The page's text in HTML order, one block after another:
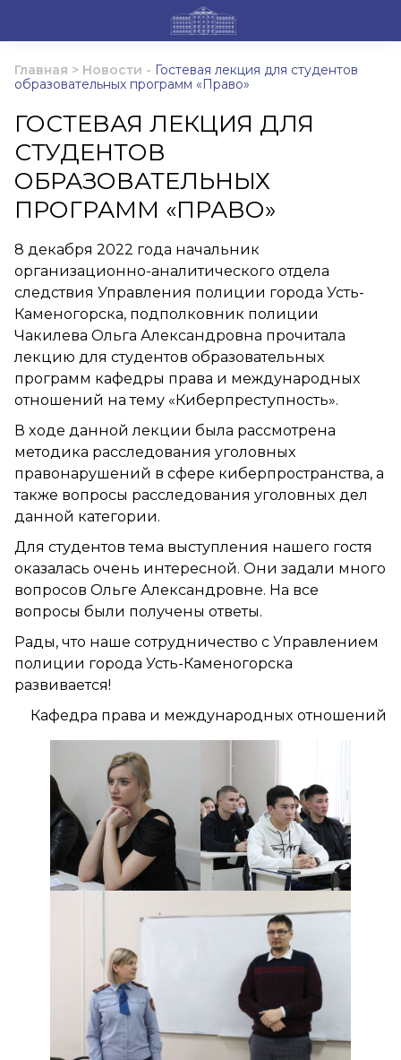
Главная > Новости - Гостевая лекция для студентов
образовательных программ «Право»
ГОСТЕВАЯ ЛЕКЦИЯ ДЛЯ
СТУДЕНТОВ
ОБРАЗОВАТЕЛЬНЫХ
ПРОГРАММ «ПРАВО»
8 декабря 2022 года начальник
организационно-аналитического отдела
следствия Управления полиции города Усть-
Каменогорска, подполковник полиции
Чакилева Ольга Александровна прочитала
лекцию для студентов образовательных
программ кафедры права и международных
отношений на тему «Киберпреступность».
В ходе данной лекции была рассмотрена
методика расследования уголовных
правонарушений в сфере киберпространства, а
также вопросы расследования уголовных дел
данной категории.
Для студентов тема выступления нашего гостя
оказалась очень интересной. Они задали много
вопросов Ольге Александровне. На все
вопросы были получены ответы.
Рады, что наше сотрудничество с Управлением
полиции города Усть-Каменогорска
развивается!
Кафедра права и международных отношений